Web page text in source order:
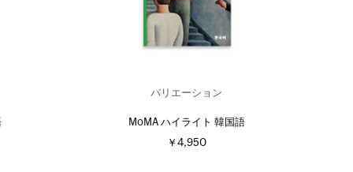
バリエーション
MoMA ハイライト 韓国語
￥4,950